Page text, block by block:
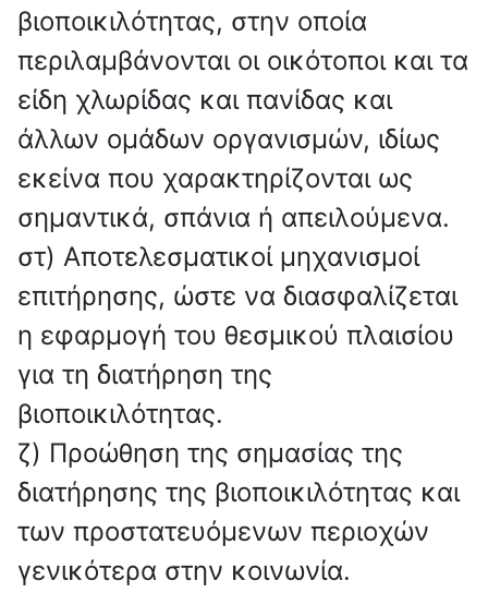
βιοποικιλότητας, στην οποία
περιλαμβάνονται οι οικότοποι και τα
είδη χλωρίδας και πανίδας και
άλλων ομάδων οργανισμών, ιδίως
εκείνα που χαρακτηρίζονται ως
σημαντικά, σπάνια ή απειλούμενα.
στ) Αποτελεσματικοί μηχανισμοί
επιτήρησης, ώστε να διασφαλίζεται
η εφαρμογή του θεσμικού πλαισίου
για τη διατήρηση της
βιοποικιλότητας.
ζ) Προώθηση της σημασίας της
διατήρησης της βιοποικιλότητας και
των προστατευόμενων περιοχών
γενικότερα στην κοινωνία.